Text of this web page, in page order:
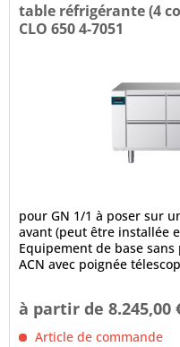
table réfrigérante (4
CLO 650 4-7051
pour GN 1/1 à poser sur
avant (peut être installée
Equipement de base
ACN avec poignée
à partir de 8.245,00
Article de commande